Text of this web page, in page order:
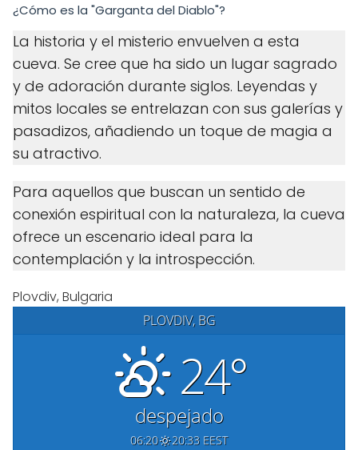
¿Cómo es la "Garganta del Diablo"?
La historia y el misterio envuelven a esta
cueva. Se cree que ha sido un lugar sagrado
y de adoración durante siglos. Leyendas y
mitos locales se entrelazan con sus galerías y
pasadizos, añadiendo un toque de magia a
su atractivo.
Para aquellos que buscan un sentido de
conexión espiritual con la naturaleza, la cueva
ofrece un escenario ideal para la
contemplación y la introspección.
Plovdiv, Bulgaria
PLOVDIV, BG
24°
despejado
06:20 20:33 EEST